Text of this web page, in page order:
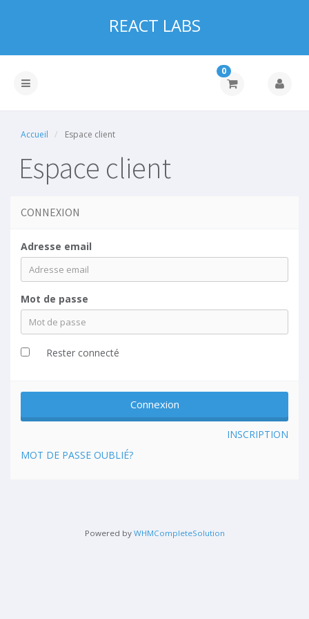
REACT LABS
0
Accueil Espace client
Espace client
CONNEXION
Adresse email
Mot de passe
Rester connecté
INSCRIPTION
MOT DE PASSE OUBLIÉ?
Powered by WHMCompleteSolution